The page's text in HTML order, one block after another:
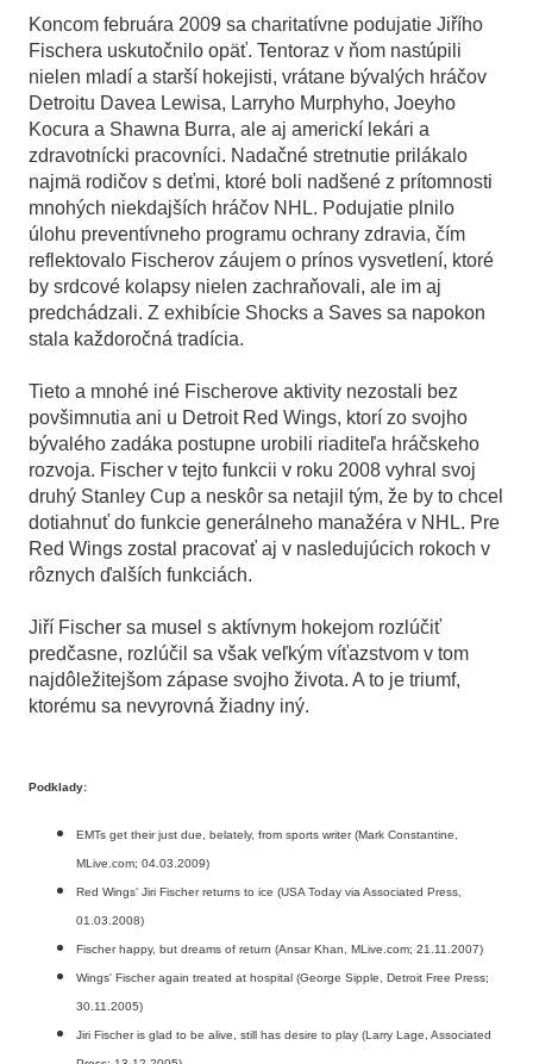
Koncom februára 2009 sa charitatívne podujatie Jiřího
Fischera uskutočnilo opäť. Tentoraz v ňom nastúpili
nielen mladí a starší hokejisti, vrátane bývalých hráčov
Detroitu Davea Lewisa, Larryho Murphyho, Joeyho
Kocura a Shawna Burra, ale aj americkí lekári a
zdravotnícki pracovníci. Nadačné stretnutie prilákalo
najmä rodičov s deťmi, ktoré boli nadšené z prítomnosti
mnohých niekdajších hráčov NHL. Podujatie plnilo
úlohu preventívneho programu ochrany zdravia, čím
reflektovalo Fischerov záujem o prínos vysvetlení, ktoré
by srdcové kolapsy nielen zachraňovali, ale im aj
predchádzali. Z exhibície Shocks a Saves sa napokon
stala každoročná tradícia.
Tieto a mnohé iné Fischerove aktivity nezostali bez
povšimnutia ani u Detroit Red Wings, ktorí zo svojho
bývalého zadáka postupne urobili riaditeľa hráčskeho
rozvoja. Fischer v tejto funkcii v roku 2008 vyhral svoj
druhý Stanley Cup a neskôr sa netajil tým, že by to chcel
dotiahnuť do funkcie generálneho manažéra v NHL. Pre
Red Wings zostal pracovať aj v nasledujúcich rokoch v
rôznych ďalších funkciách.
Jiří Fischer sa musel s aktívnym hokejom rozlúčiť
predčasne, rozlúčil sa však veľkým víťazstvom v tom
najdôležitejšom zápase svojho života. A to je triumf,
ktorému sa nevyrovná žiadny iný.
Podklady:
EMTs get their just due, belately, from sports writer (Mark Constantine,
MLive.com; 04.03.2009)
Red Wings' Jiri Fischer returns to ice (USA Today via Associated Press,
01.03.2008)
Fischer happy, but dreams of return (Ansar Khan, MLive.com; 21.11.2007)
Wings' Fischer again treated at hospital (George Sipple, Detroit Free Press;
30.11.2005)
Jiri Fischer is glad to be alive, still has desire to play (Larry Lage, Associated